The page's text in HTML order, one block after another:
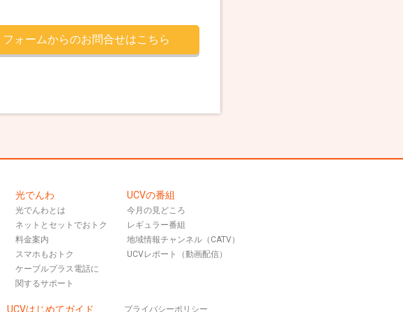
フォームからのお問合せはこちら
光でんわ
光でんわとは
ネットとセットでおトク
料金案内
スマホもおトク
ケーブルプラス電話に
関するサポート
UCVの番組
今月の見どころ
レギュラー番組
地域情報チャンネル（CATV）
UCVレポート（動画配信）
UCVはじめてガイド プライバシーポリシー